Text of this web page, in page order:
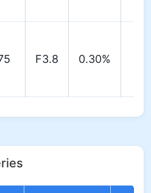
F3.8 0.30%